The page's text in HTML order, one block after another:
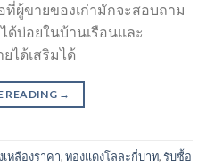
ผู้ขายของเก่ามักจะสอบถาม
ด้บ่อยในบ้านเรือนและ
ได้เสริมได้
READING →
เหลืองราคา,ทองแดงโลละกี่บาท,รับซื้อ